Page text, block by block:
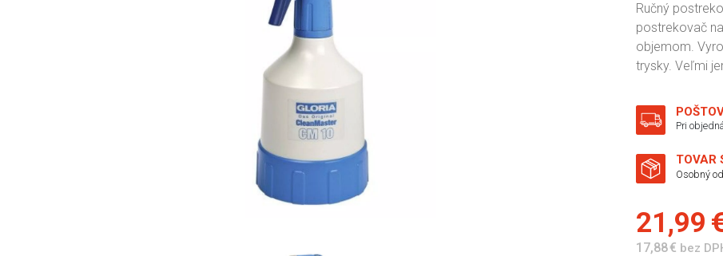
Ručný
postrekovač
objemom.
trysky. Veľmi
Pri
TOVAR
Osobný
21,99
17,88 € bez